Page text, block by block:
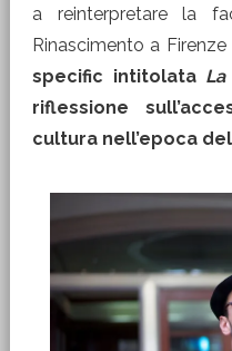
a reinterpretare la
Rinascimento a Firenze
specific intitolata
riflessione
cultura nell’epoca